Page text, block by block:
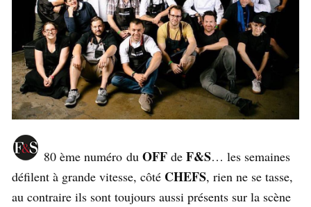
80 ème numéro du OFF de F&S… les semaines
défilent à grande vitesse, côté CHEFS, rien ne se tasse,
au contraire ils sont toujours aussi présents sur la scène